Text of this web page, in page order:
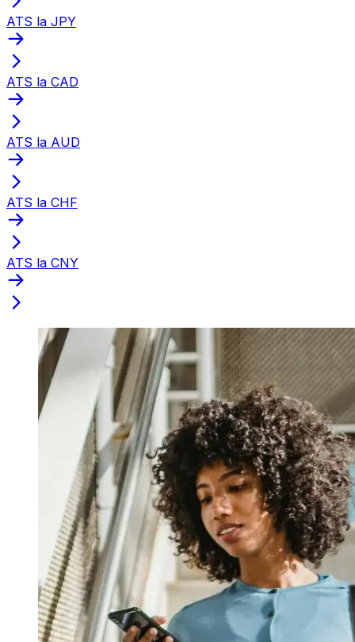
ATS la JPY
ATS la CAD
ATS la AUD
ATS la CHF
ATS la CNY